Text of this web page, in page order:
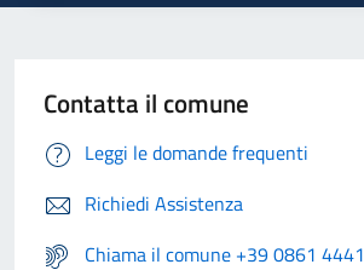
Contatta il comune
Leggi le domande frequenti
Richiedi Assistenza
Chiama il comune +39 0861 4441